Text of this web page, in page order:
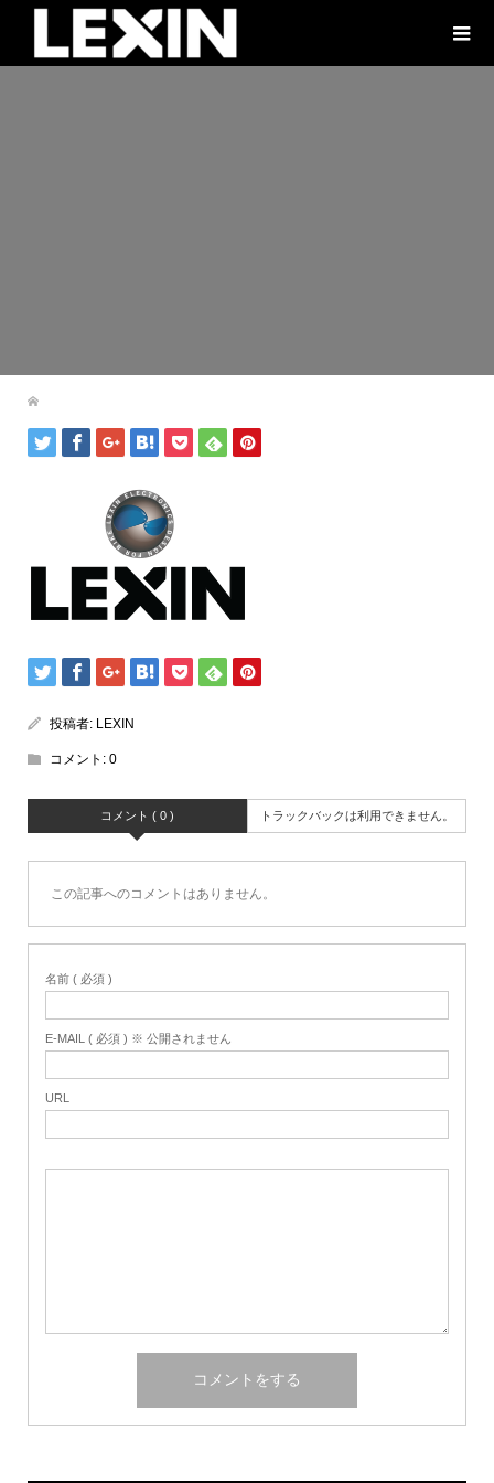
投稿者: LEXIN
コメント: 0
コメント ( 0 ) トラックバックは利用できません。
この記事へのコメントはありません。
名前 ( 必須 )
E-MAIL ( 必須 ) ※ 公開されません
URL